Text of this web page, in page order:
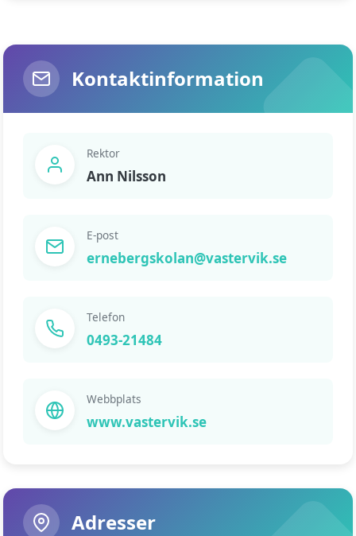
Kontaktinformation
Rektor
Ann Nilsson
E-post
ernebergskolan@vastervik.se
Telefon
0493-21484
Webbplats
www.vastervik.se
Adresser